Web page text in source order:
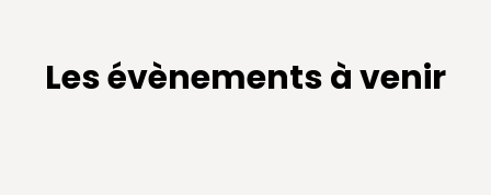
Les évènements à venir